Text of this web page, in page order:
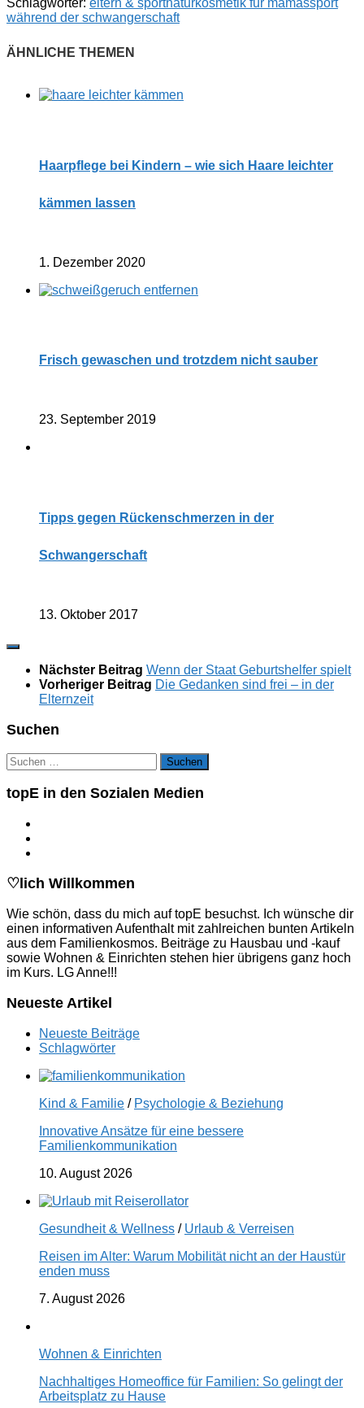
während der schwangerschaft
Haarpflege bei Kindern – wie sich Haare leichter
kämmen lassen
1. Dezember 2020
Frisch gewaschen und trotzdem nicht sauber
23. September 2019
Tipps gegen Rückenschmerzen in der
Schwangerschaft
13. Oktober 2017
Nächster Beitrag Wenn der Staat Geburtshelfer spielt
Vorheriger Beitrag Die Gedanken sind frei – in der
Elternzeit
Suchen
Suchen
nach:
topE in den Sozialen Medien
♡lich Willkommen
Wie schön, dass du mich auf topE besuchst. Ich wünsche dir
einen informativen Aufenthalt mit zahlreichen bunten Artikeln
aus dem Familienkosmos. Beiträge zu Hausbau und -kauf
sowie Wohnen & Einrichten stehen hier übrigens ganz hoch
im Kurs. LG Anne!!!
Neueste Artikel
Neueste Beiträge
Schlagwörter
Kind & Familie / Psychologie & Beziehung
Innovative Ansätze für eine bessere
Familienkommunikation
10. August 2026
Gesundheit & Wellness / Urlaub & Verreisen
Reisen im Alter: Warum Mobilität nicht an der Haustür
enden muss
7. August 2026
Wohnen & Einrichten
Nachhaltiges Homeoffice für Familien: So gelingt der
Arbeitsplatz zu Hause